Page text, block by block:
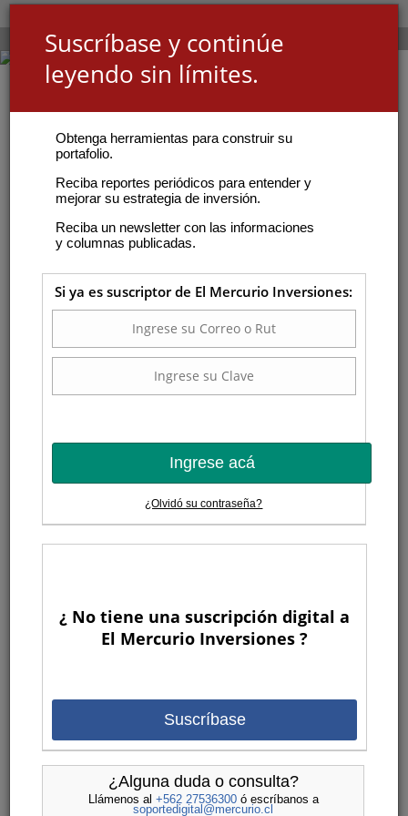
Suscríbase y continúe
leyendo sin límites.
Obtenga herramientas para construir su
portafolio.
Reciba reportes periódicos para entender y
mejorar su estrategia de inversión.
Reciba un newsletter con las informaciones
y columnas publicadas.
Si ya es suscriptor de El Mercurio Inversiones:
Ingrese acá
¿Olvidó su contraseña?
¿ No tiene una suscripción digital a
El Mercurio Inversiones ?
Suscríbase
¿Alguna duda o consulta?
Llámenos al +562 27536300ó escríbanos a
soportedigital@mercurio.cl